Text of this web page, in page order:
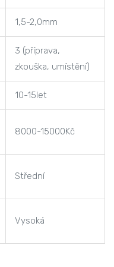
1,5-2,0mm
3 (příprava,
zkouška, umístění)
10-15let
8000-15000Kč
Střední
Vysoká